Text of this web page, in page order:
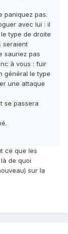
paniquez pas.
avec lui : il
type de droite
seraient
sauriez pas
à vous : fuir
général le type
une attaque
se passera
ce que les
de quoi
sur la